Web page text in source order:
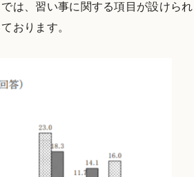
は、習い事に関する項目が設けられ
おります。